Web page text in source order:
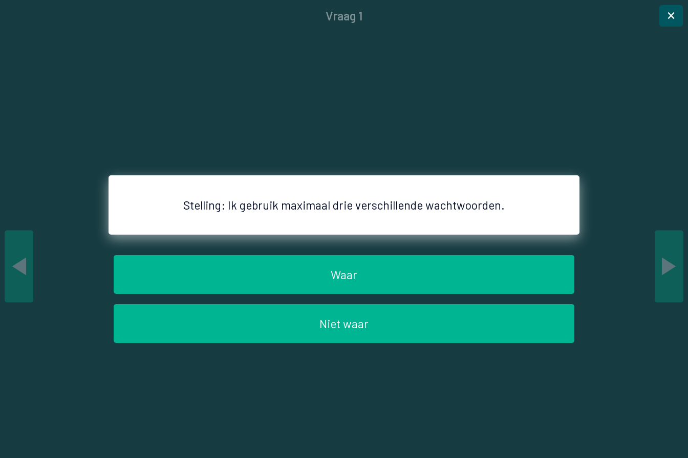
Vraag 1 ×
Stelling: Ik gebruik maximaal drie verschillende wachtwoorden.
Waar
Niet waar